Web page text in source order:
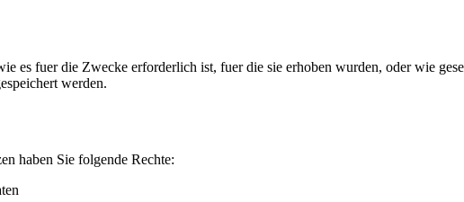
es fuer die Zwecke erforderlich ist, fuer die sie erhoben wurden, oder wie
werden.
haben Sie folgende Rechte: